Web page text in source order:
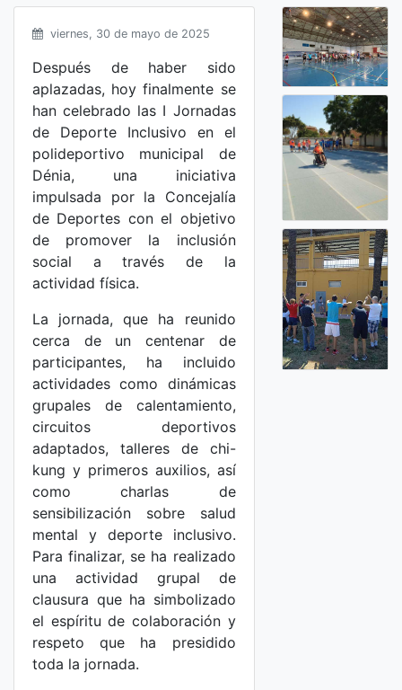
viernes, 30 de mayo de 2025
Después de haber sido
aplazadas, hoy finalmente se
han celebrado las I Jornadas
de Deporte Inclusivo en el
polideportivo municipal de
Dénia, una iniciativa
impulsada por la Concejalía
de Deportes con el objetivo
de promover la inclusión
social a través de la
actividad física.
La jornada, que ha reunido
cerca de un centenar de
participantes, ha incluido
actividades como dinámicas
grupales de calentamiento,
circuitos deportivos
adaptados, talleres de chi-
kung y primeros auxilios, así
como charlas de
sensibilización sobre salud
mental y deporte inclusivo.
Para finalizar, se ha realizado
una actividad grupal de
clausura que ha simbolizado
el espíritu de colaboración y
respeto que ha presidido
toda la jornada.